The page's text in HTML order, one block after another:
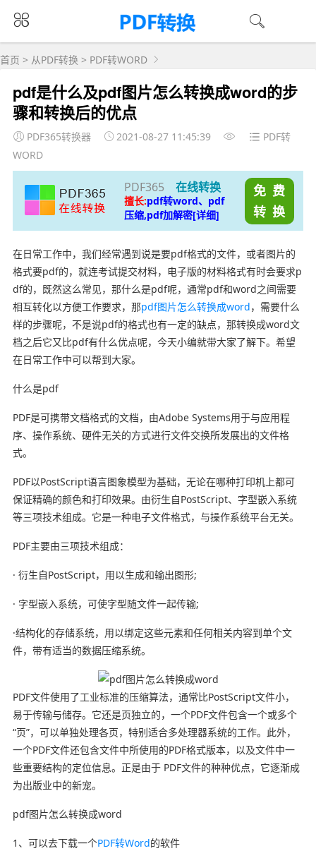
首页 > 从PDF转换 > PDF转WORD
pdf是什么及pdf图片怎么转换成word的步
骤和转换后的优点
PDF365转换器 2021-08-27 11:45:39
PDF转
WORD
PDF365 在线转换
擅长:pdf转word、pdf
压缩,pdf加解密[详细]
免 费
转 换
在日常工作中，我们经常遇到说是要pdf格式的文件，或者图片的
格式要pdf的，就连考试提交材料，电子版的材料格式有时会要求p
df的，既然这么常见，那什么是pdf呢，通常pdf和word之间需要
相互转化以方便工作要求，那pdf图片怎么转换成word，需要什么
样的步骤呢，不是说pdf的格式也有一定的缺点，那转换成word文
档之后它又比pdf有什么优点呢，今天小编就带大家了解下。希望
在日常工作中可以帮到大家。
什么是pdf
PDF是可携带文档格式的文档，由Adobe Systems用于与应用程
序、操作系统、硬件无关的方式进行文件交换所发展出的文件格
式。
PDF以PostScript语言图象模型为基础，无论在哪种打印机上都可
保证精确的颜色和打印效果。由衍生自PostScript、字型嵌入系统
等三项技术组成。它是一种电子文件格式，与操作系统平台无关。
PDF主要由三项技术组成：
· 衍生自PostScript，用以生成和输出图形;
· 字型嵌入系统，可使字型随文件一起传输;
·结构化的存储系统，用以绑定这些元素和任何相关内容到单个文
件，带有适当的数据压缩系统。
PDF文件使用了工业标准的压缩算法，通常比PostScript文件小，
易于传输与储存。它还是页独立的，一个PDF文件包含一个或多个
“页”，可以单独处理各页，特别适合多处理器系统的工作。此外，
一个PDF文件还包含文件中所使用的PDF格式版本，以及文件中一
些重要结构的定位信息。正是由于 PDF文件的种种优点，它逐渐成
为出版业中的新宠。
pdf图片怎么转换成word
1、可以去下载一个PDF转Word的软件